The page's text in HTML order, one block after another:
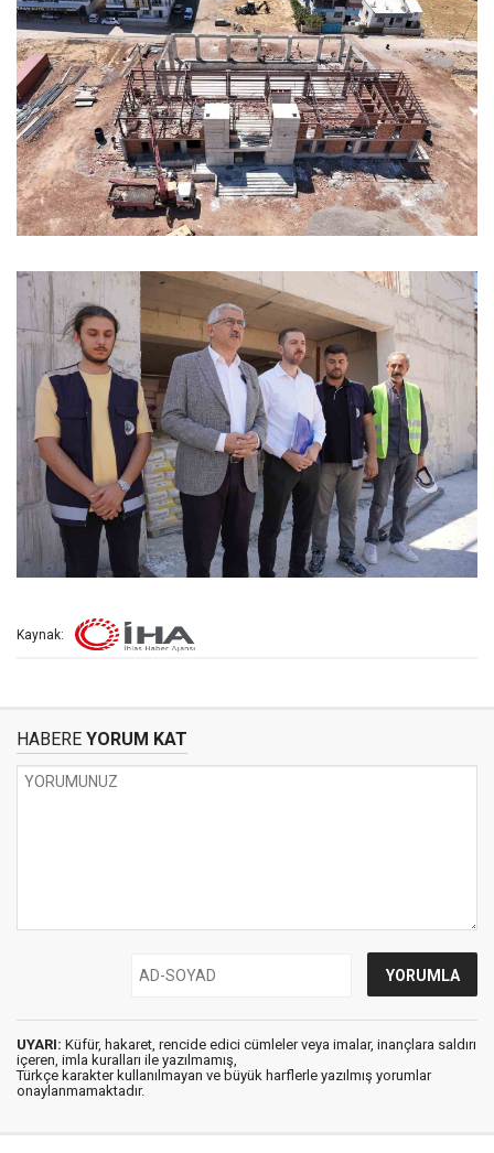
Kaynak:
HABERE YORUM KAT
UYARI: Küfür, hakaret, rencide edici cümleler veya imalar, inançlara saldırı
içeren, imla kuralları ile yazılmamış,
Türkçe karakter kullanılmayan ve büyük harflerle yazılmış yorumlar
onaylanmamaktadır.